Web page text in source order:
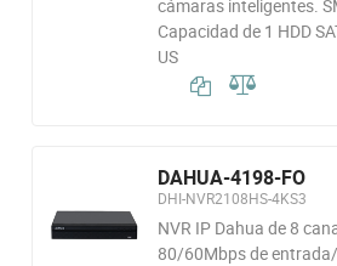
cámaras inteligentes.
Capacidad de 1 HDD
US
DAHUA-4198-FO
DHI-NVR2108HS-4KS3
NVR IP Dahua de 8
80/60Mbps de